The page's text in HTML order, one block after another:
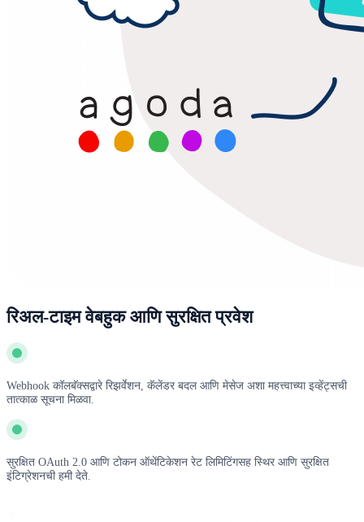
रिअल-टाइम वेबहुक आणि सुरक्षित प्रवेश
Webhook कॉलबॅक्सद्वारे रिझर्वेशन, कॅलेंडर बदल आणि मेसेज अशा महत्त्वाच्या इव्हेंट्सची
तात्काळ सूचना मिळवा.
सुरक्षित OAuth 2.0 आणि टोकन ऑथेंटिकेशन रेट लिमिटिंगसह स्थिर आणि सुरक्षित
इंटिग्रेशनची हमी देते.